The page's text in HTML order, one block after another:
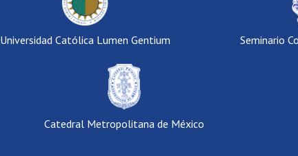
Universidad Católica Lumen Gentium Seminario
Catedral Metropolitana de México